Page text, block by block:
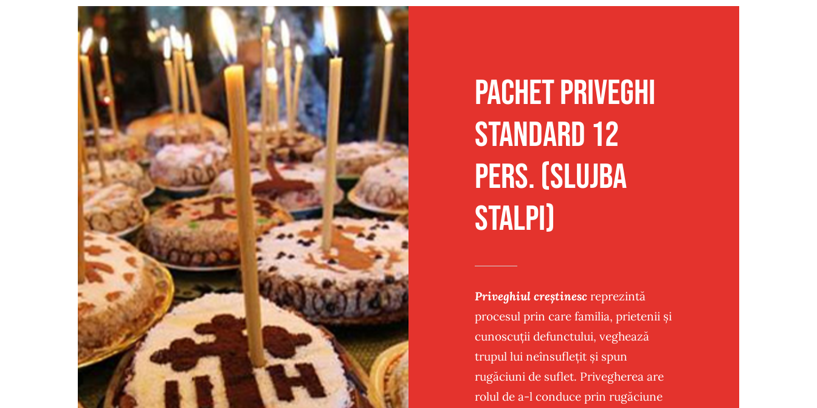
Traditional
Post
PACHET PRIVEGHI
STANDARD 12
pers. (Slujba
Stalpi)
Priveghiul creștinescreprezintă
procesul prin care familia, prietenii și
cunoscuții defunctului, veghează
trupul lui neînsuflețit și spun
rugăciuni de suflet. Privegherea are
rolul de a-l conduce prin rugăciune